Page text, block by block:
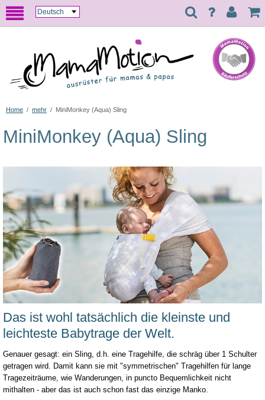
Home / mehr / MiniMonkey (Aqua) Sling
MiniMonkey (Aqua) Sling
Das ist wohl tatsächlich die kleinste und
leichteste Babytrage der Welt.
Genauer gesagt: ein Sling, d.h. eine Tragehilfe, die schräg über 1 Schulter
getragen wird. Damit kann sie mit "symmetrischen" Tragehilfen für lange
Tragezeiträume, wie Wanderungen, in puncto Bequemlichkeit nicht
mithalten - aber das ist auch schon fast das einzige Manko.